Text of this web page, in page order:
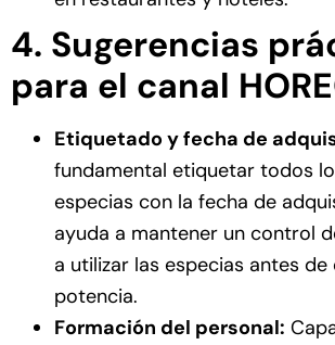
4. Sugerencias
para el canal
Etiquetado y fecha de
fundamental etiquetar todos
especias con la fecha de
ayuda a mantener un control
a utilizar las especias antes de
potencia.
Formación del personal: